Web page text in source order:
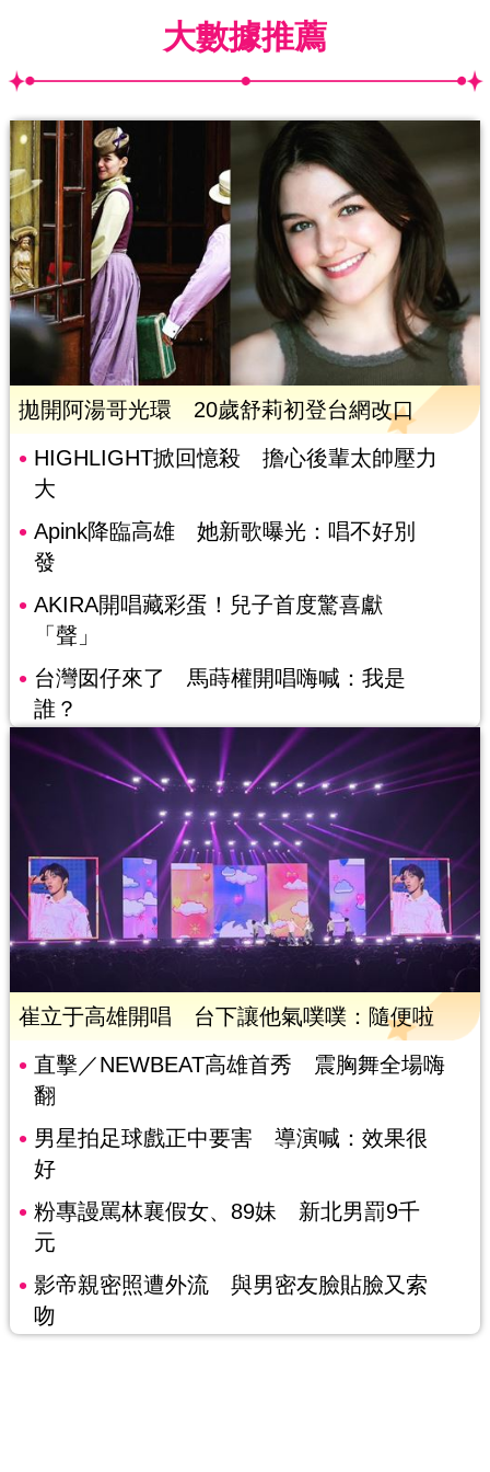
大數據推薦
拋開阿湯哥光環 20歲舒莉初登台網改口
HIGHLIGHT掀回憶殺 擔心後輩太帥壓力
大
Apink降臨高雄 她新歌曝光：唱不好別
發
AKIRA開唱藏彩蛋！兒子首度驚喜獻
「聲」
台灣囡仔來了 馬蒔權開唱嗨喊：我是
誰？
崔立于高雄開唱 台下讓他氣噗噗：隨便啦
直擊／NEWBEAT高雄首秀 震胸舞全場嗨
翻
男星拍足球戲正中要害 導演喊：效果很
好
粉專謾罵林襄假女、89妹 新北男罰9千
元
影帝親密照遭外流 與男密友臉貼臉又索
吻